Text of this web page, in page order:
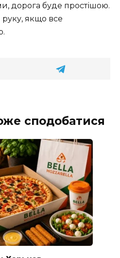
дорога буде простішою.
руку, якщо все
сподобатися